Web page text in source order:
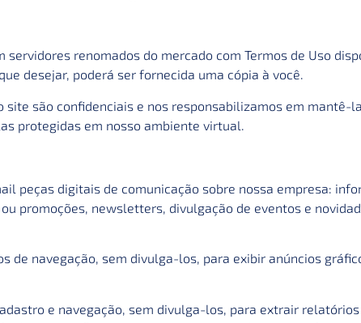
renomados do mercado com Termos de Uso
desejar, poderá ser fornecida uma cópia à você.
site são confidenciais e nos responsabilizamos em mantê-
protegidas em nosso ambiente virtual.
peças digitais de comunicação sobre nossa empresa:
promoções, newsletters, divulgação de eventos e
de navegação, sem divulga-los, para exibir anúncios
e navegação, sem divulga-los, para extrair